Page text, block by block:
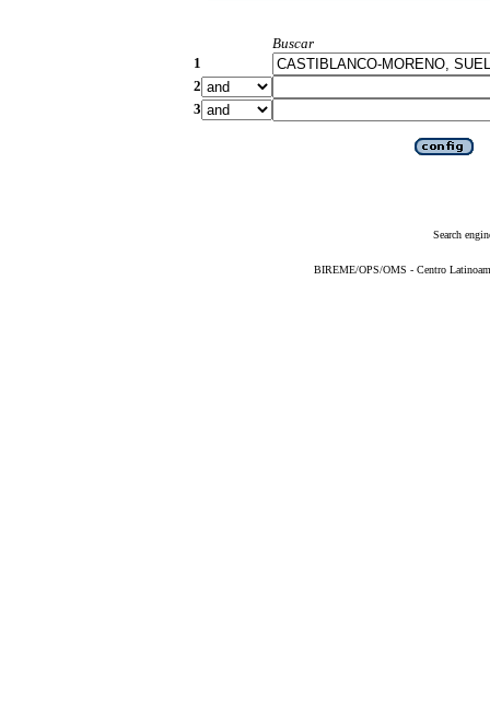
Buscar
1
2
3
Search
BIREME/OPS/OMS - Centro